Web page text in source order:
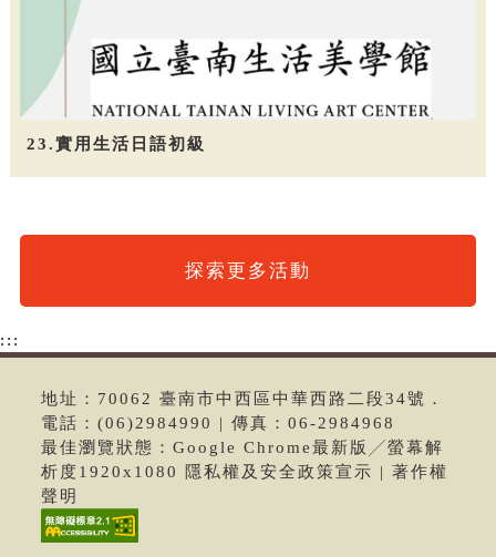
23.實用生活日語初級
探索更多活動
:::
地址：70062 臺南市中西區中華西路二段34號．
電話：(06)2984990 | 傳真：06-2984968
最佳瀏覽狀態：Google Chrome最新版╱螢幕解
析度1920x1080 隱私權及安全政策宣示 | 著作權
聲明